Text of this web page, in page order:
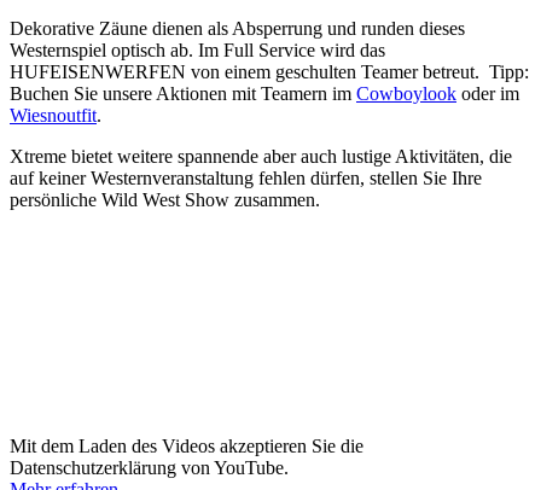
Dekorative Zäune dienen als Absperrung und runden dieses
Westernspiel optisch ab. Im Full Service wird das
HUFEISENWERFEN von einem geschulten Teamer betreut. Tipp:
Buchen Sie unsere Aktionen mit Teamern im Cowboylook oder im
Wiesnoutfit.
Xtreme bietet weitere spannende aber auch lustige Aktivitäten, die
auf keiner Westernveranstaltung fehlen dürfen, stellen Sie Ihre
persönliche Wild West Show zusammen.
Mit dem Laden des Videos akzeptieren Sie die
Datenschutzerklärung von YouTube.